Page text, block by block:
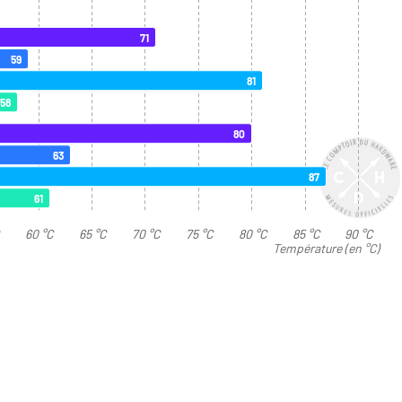
Température (en °C)
60 °C 65 °C 70 °C 75 °C 80 °C 85 °C 90 °C
71
80
59
63
81
87
58
61